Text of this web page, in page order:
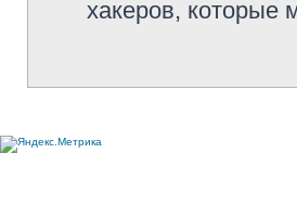
хакеров, которые